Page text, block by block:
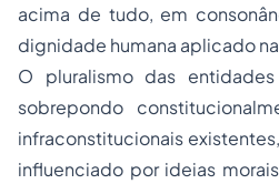
acima de tudo, em
dignidade humana aplicado
O pluralismo das
sobrepondo
infraconstitucionais
influenciado por ideias